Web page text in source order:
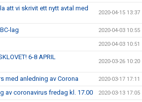
att vi skrivit ett nytt avtal med
2020-04-15 13:37
lag 2020-04-03 10:55
2020-04-03 10:51
6-8 APRIL
2020-03-26 10:20
med anledning av Corona 2020-03-17 17:11
av coronavirus fredag kl. 17.00 2020-03-13 17:05